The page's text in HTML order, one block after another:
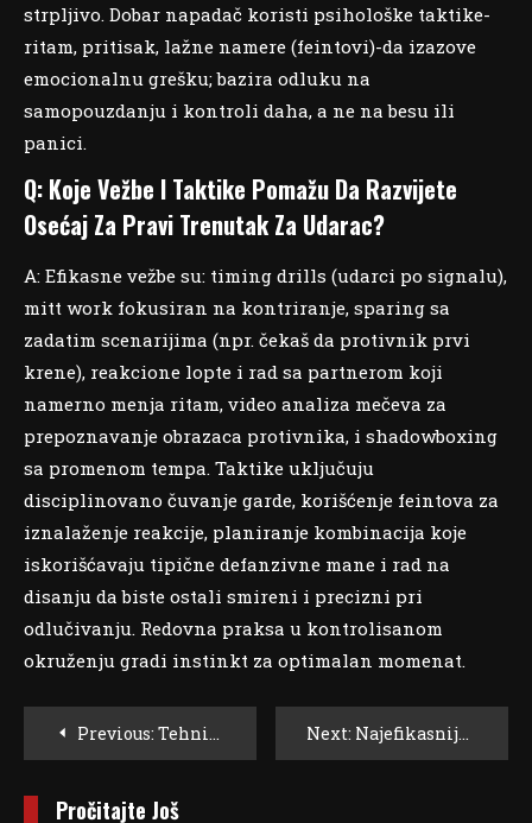
strpljivo. Dobar napadač koristi psihološke taktike-
ritam, pritisak, lažne namere (feintovi)-da izazove
emocionalnu grešku; bazira odluku na
samopouzdanju i kontroli daha, a ne na besu ili
panici.
Q: Koje Vežbe I Taktike Pomažu Da Razvijete
Osećaj Za Pravi Trenutak Za Udarac?
A: Efikasne vežbe su: timing drills (udarci po signalu),
mitt work fokusiran na kontriranje, sparing sa
zadatim scenarijima (npr. čekaš da protivnik prvi
krene), reakcione lopte i rad sa partnerom koji
namerno menja ritam, video analiza mečeva za
prepoznavanje obrazaca protivnika, i shadowboxing
sa promenom tempa. Taktike uključuju
disciplinovano čuvanje garde, korišćenje feintova za
iznalaženje reakcije, planiranje kombinacija koje
iskorišćavaju tipične defanzivne mane i rad na
disanju da biste ostali smireni i precizni pri
odlučivanju. Redovna praksa u kontrolisanom
okruženju gradi instinkt za optimalan momenat.
Post
Navigation
Previous: Tehnika I Strategija: Kako Izgraditi Nepobediv Napad U Ringu? Next: Najefikasnije Napadačke Kombinacije Koje Svaki Bokser Mora Znati
Pročitajte Još